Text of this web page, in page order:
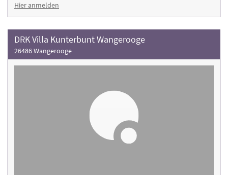
Hier anmelden
DRK Villa Kunterbunt Wangerooge
26486 Wangerooge